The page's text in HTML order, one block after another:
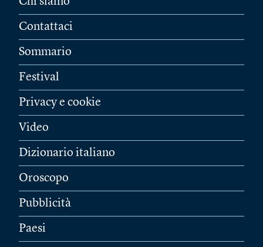
Contattaci
Sommario
Festival
Privacy e cookie
Video
Dizionario italiano
Oroscopo
Pubblicità
Paesi